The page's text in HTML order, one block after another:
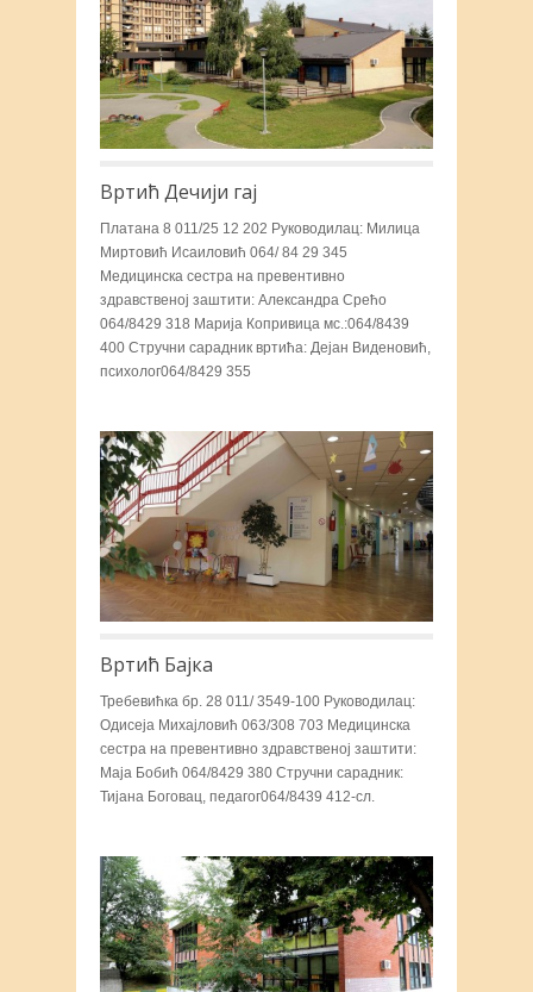
Вртић Дечији гај
Платана 8 011/25 12 202 Руководилац: Милица
Миртовић Исаиловић 064/ 84 29 345
Медицинска сестра на превентивно
здравственој заштити: Александра Срећо
064/8429 318 Марија Копривица мс.:064/8439
400 Стручни сарадник вртића: Дејан Виденовић,
психолог064/8429 355
Вртић Бајка
Требевићка бр. 28 011/ 3549-100 Руководилац:
Одисеја Михајловић 063/308 703 Медицинска
сестра на превентивно здравственој заштити:
Маја Бобић 064/8429 380 Стручни сарадник:
Тијана Боговац, педагог064/8439 412-сл.